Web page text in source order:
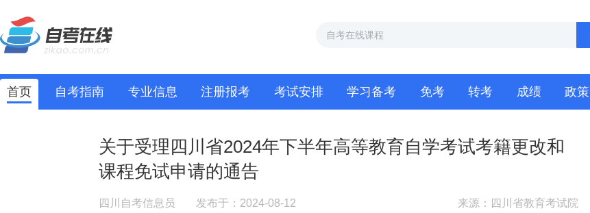
首页 自考指南 专业信息 注册报考 考试安排 学习备考 免考 转考 成绩 政策
关于受理四川省2024年下半年高等教育自学考试考籍更改和
课程免试申请的通告
四川自考信息员 发布于：2024-08-12 来源：四川省教育考试院